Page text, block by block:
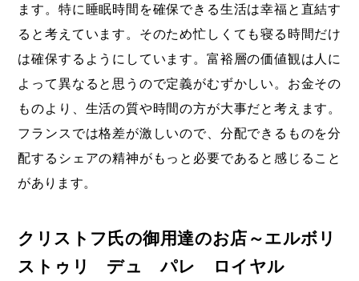
ます。特に睡眠時間を確保できる生活は幸福と直結す
ると考えています。そのため忙しくても寝る時間だけ
は確保するようにしています。富裕層の価値観は人に
よって異なると思うので定義がむずかしい。お金その
ものより、生活の質や時間の方が大事だと考えます。
フランスでは格差が激しいので、分配できるものを分
配するシェアの精神がもっと必要であると感じること
があります。
クリストフ氏の御用達のお店～エルボリ
ストゥリ デュ パレ ロイヤル